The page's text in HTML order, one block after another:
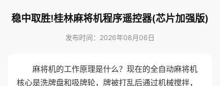
稳中取胜!桂林麻将机程序遥控器(芯片加强版)
发布时间：2026年08月06日
麻将机的工作原理是什么？现在的全自动麻将机
核心是洗牌盘和吸牌轮，牌被打乱后通过机械搅拌，